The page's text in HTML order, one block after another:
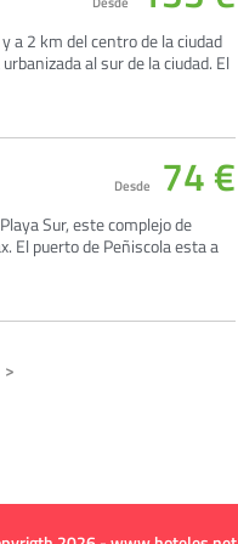
a 2 km del centro de la ciudad
al sur de la ciudad. El
Sur, este complejo de
El puerto de Peñiscola esta a
Desde 74 €